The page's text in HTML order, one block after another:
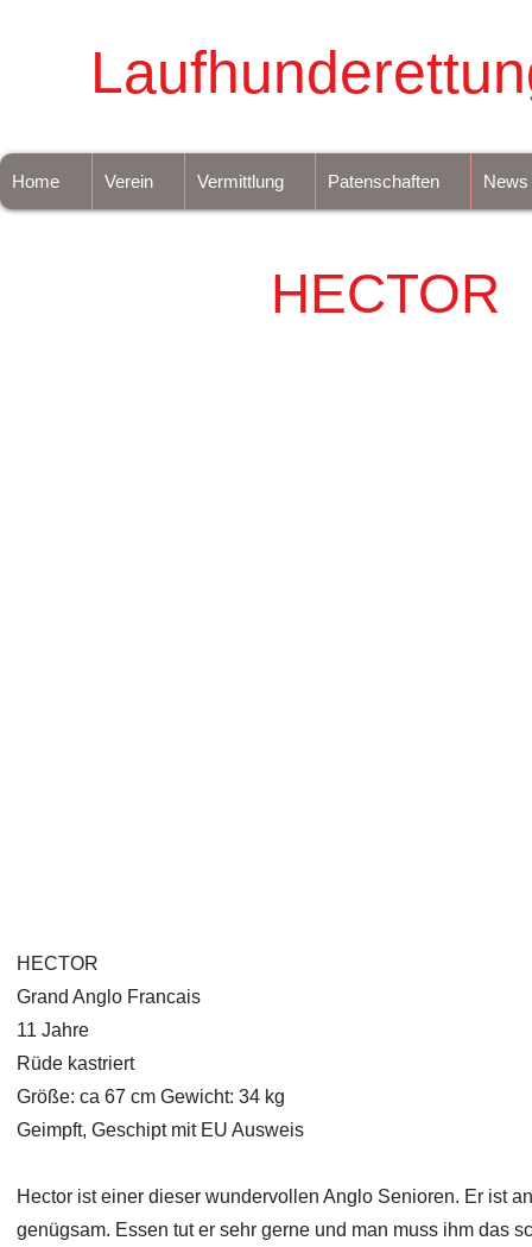
Home Verein Vermittlung Patenschaften News
HECTOR
HECTOR
Grand Anglo Francais
11 Jahre
Rüde kastriert
Größe: ca 67 cm Gewicht: 34 kg
Geimpft, Geschipt mit EU Ausweis
Hector ist einer dieser wundervollen Anglo Senioren. Er ist
genügsam. Essen tut er sehr gerne und man muss ihm das